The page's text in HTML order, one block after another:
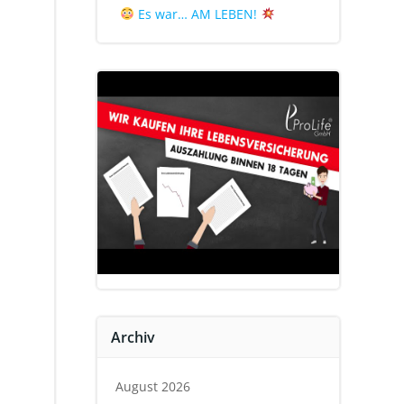
Es war… AM LEBEN!
Archiv
August 2026